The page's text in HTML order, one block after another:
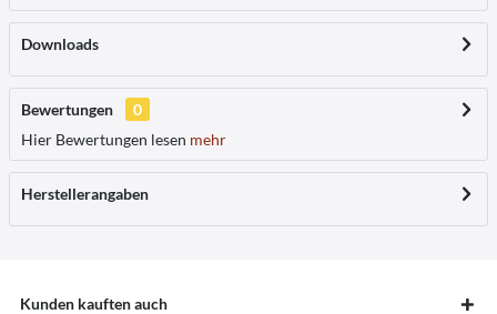
Downloads
Bewertungen
0
Hier Bewertungen lesen mehr
Herstellerangaben
Kunden kauften auch